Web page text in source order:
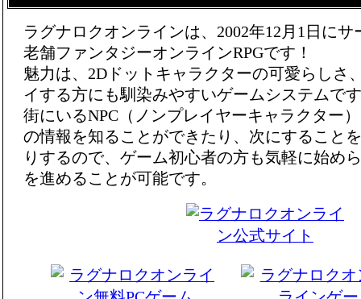
ラグナロクオンラインは、2002年12月1日に
老舗ファンタジーオンラインRPGです！
魅力は、2Dドットキャラクターの可愛らしさ
イする方にも馴染みやすいゲームシステムで
街にいるNPC（ノンプレイヤーキャラクター
の情報を知ることができたり、次にすること
りするので、ゲーム初心者の方も気軽に始め
を進めることが可能です。